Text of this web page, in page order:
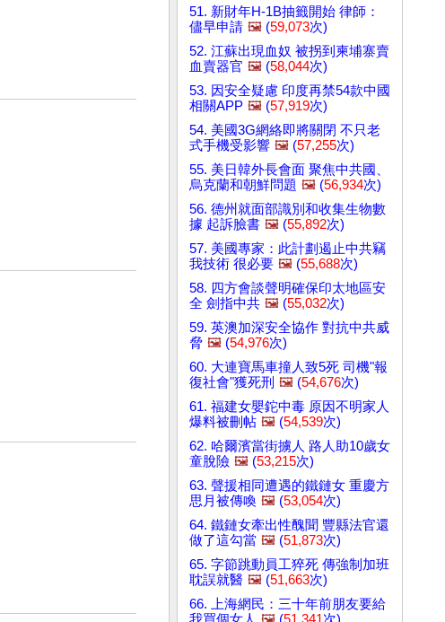
51. 新財年H-1B抽籤開始 律師：
儘早申請 🖼️ (59,073次)
52. 江蘇出現血奴 被拐到柬埔寨賣
血賣器官 🖼️ (58,044次)
53. 因安全疑慮 印度再禁54款中國
相關APP 🖼️ (57,919次)
54. 美國3G網絡即將關閉 不只老
式手機受影響 🖼️ (57,255次)
55. 美日韓外長會面 聚焦中共國、
烏克蘭和朝鮮問題 🖼️ (56,934次)
56. 德州就面部識別和收集生物數
據 起訴臉書 🖼️ (55,892次)
57. 美國專家：此計劃遏止中共竊
我技術 很必要 🖼️ (55,688次)
58. 四方會談聲明確保印太地區安
全 劍指中共 🖼️ (55,032次)
59. 英澳加深安全協作 對抗中共威
脅 🖼️ (54,976次)
60. 大連寶馬車撞人致5死 司機"報
復社會"獲死刑 🖼️ (54,676次)
61. 福建女嬰鉈中毒 原因不明家人
爆料被刪帖 🖼️ (54,539次)
62. 哈爾濱當街擄人 路人助10歲女
童脫險 🖼️ (53,215次)
63. 聲援相同遭遇的鐵鏈女 重慶方
思月被傳喚 🖼️ (53,054次)
64. 鐵鏈女牽出性醜聞 豐縣法官還
做了這勾當 🖼️ (51,873次)
65. 字節跳動員工猝死 傳強制加班
耽誤就醫 🖼️ (51,663次)
66. 上海網民：三十年前朋友要給
我買個女人 🖼️ (51,341次)